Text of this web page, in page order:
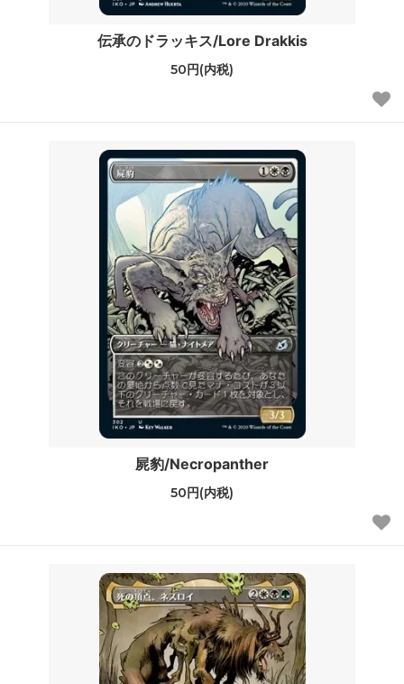
伝承のドラッキス/Lore Drakkis
50円(内税)
屍豹/Necropanther
50円(内税)